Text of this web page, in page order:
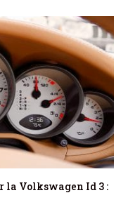
Volkswagen Id 3 :